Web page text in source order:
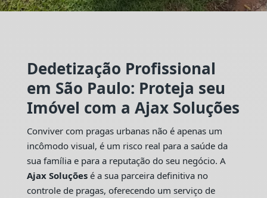
Dedetização Profissional
em São Paulo: Proteja seu
Imóvel com a Ajax Soluções
Conviver com pragas urbanas não é apenas um
incômodo visual, é um risco real para a saúde da
sua família e para a reputação do seu negócio. A
Ajax Soluçõesé a sua parceira definitiva no
controle de pragas, oferecendo um serviço de